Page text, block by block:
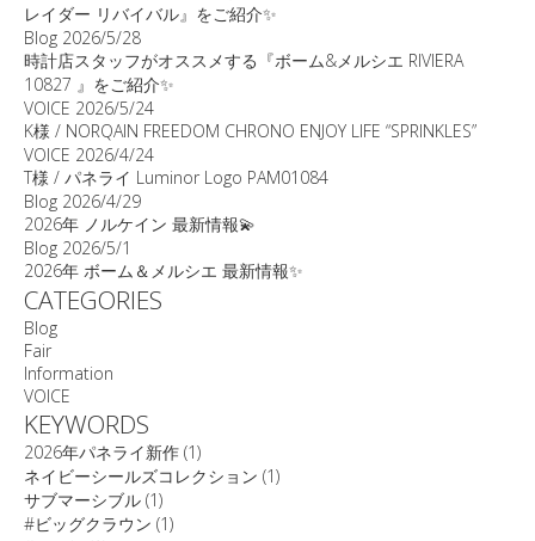
レイダー リバイバル』をご紹介✨
Blog 2026/5/28
時計店スタッフがオススメする『ボーム&メルシエ RIVIERA
10827 』をご紹介✨
VOICE 2026/5/24
K様 / NORQAIN FREEDOM CHRONO ENJOY LIFE “SPRINKLES”
VOICE 2026/4/24
T様 / パネライ Luminor Logo PAM01084
Blog 2026/4/29
2026年 ノルケイン 最新情報💫
Blog 2026/5/1
2026年 ボーム＆メルシエ 最新情報✨
CATEGORIES
Blog
Fair
Information
VOICE
KEYWORDS
2026年パネライ新作 (1)
ネイビーシールズコレクション (1)
サブマーシブル (1)
#ビッグクラウン (1)